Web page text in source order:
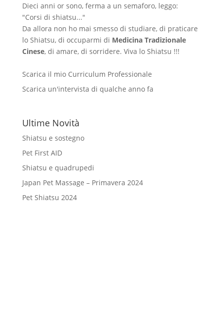
Dieci anni or sono, ferma a un semaforo, leggo:
"Corsi di shiatsu..."
Da allora non ho mai smesso di studiare, di praticare
lo Shiatsu, di occuparmi di Medicina Tradizionale
Cinese, di amare, di sorridere. Viva lo Shiatsu !!!
Scarica il mio Curriculum Professionale
Scarica un'intervista di qualche anno fa
Ultime Novità
Shiatsu e sostegno
Pet First AID
Shiatsu e quadrupedi
Japan Pet Massage – Primavera 2024
Pet Shiatsu 2024